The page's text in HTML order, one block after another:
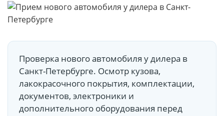
Проверка нового автомобиля у дилера в
Санкт-Петербурге. Осмотр кузова,
лакокрасочного покрытия, комплектации,
документов, электроники и
дополнительного оборудования перед